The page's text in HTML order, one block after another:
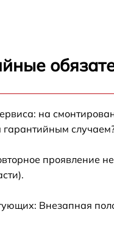
Miele PUR68W
кнопок) Miele PUR68W
управления
на
гарантийным
проявление
Внезапная